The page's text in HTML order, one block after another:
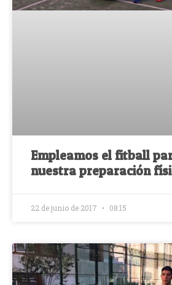
Empleamos el fitball
nuestra preparación
22 de junio de 2017 08:15